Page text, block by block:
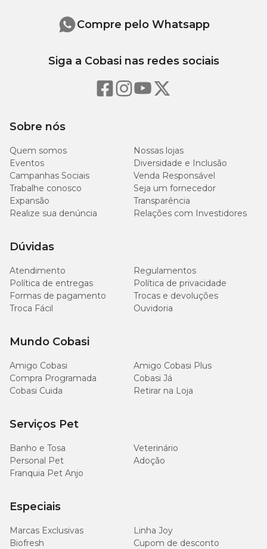
Sobre nós
Quem somos
Nossas lojas
Eventos
Diversidade e Inclusão
Campanhas Sociais
Venda Responsável
Trabalhe conosco
Seja um fornecedor
Expansão
Transparência
Realize sua denúncia
Relações com Investidores
Dúvidas
Atendimento
Regulamentos
Política de entregas
Política de privacidade
Formas de pagamento
Trocas e devoluções
Troca Fácil
Ouvidoria
Mundo Cobasi
Amigo Cobasi
Amigo Cobasi Plus
Compra Programada
Cobasi Já
Cobasi Cuida
Retirar na Loja
Serviços Pet
Banho e Tosa
Veterinário
Personal Pet
Adoção
Franquia Pet Anjo
Especiais
Marcas Exclusivas
Linha Joy
Biofresh
Cupom de desconto
Compre pelo Whatsapp
Siga a Cobasi nas redes sociais